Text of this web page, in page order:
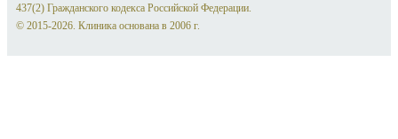
437(2) Гражданского кодекса Российской Федерации.
© 2015-2026. Клиника основана в 2006 г.